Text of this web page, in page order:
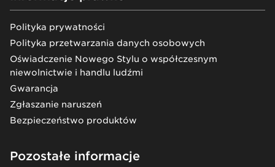
Polityka prywatności
Polityka przetwarzania danych osobowych
Oświadczenie Nowego Stylu o współczesnym
niewolnictwie i handlu ludźmi
Gwarancja
Zgłaszanie naruszeń
Bezpieczeństwo produktów
Pozostałe informacje